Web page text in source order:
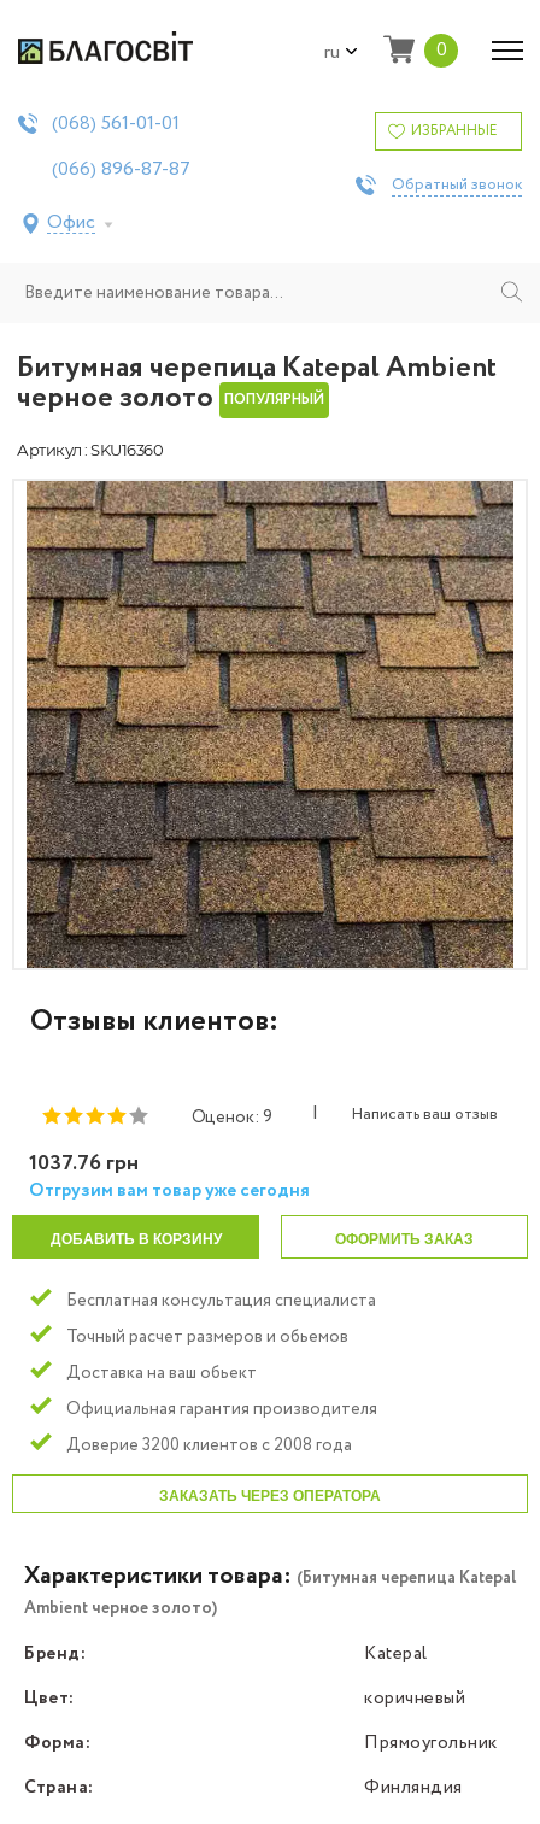
ru 0
(068) 561-01-01
(066) 896-87-87
Офис
ИЗБРАННЫЕ
Обратный звонок
Битумная черепица Katepal Ambient
черное золото ПОПУЛЯРНЫЙ
Артикул : SKU16360
Отзывы клиентов:
Оценок: 9 | Написать ваш отзыв
1037.76 грн
Отгрузим вам товар уже сегодня
ДОБАВИТЬ В КОРЗИНУ ОФОРМИТЬ ЗАКАЗ
Бесплатная консультация специалиста
Точный расчет размеров и обьемов
Доставка на ваш обьект
Официальная гарантия производителя
Доверие 3200 клиентов с 2008 года
ЗАКАЗАТЬ ЧЕРЕЗ ОПЕРАТОРА
Характеристики товара: (Битумная черепица Katepal
Ambient черное золото)
Бренд:
Katepal
Цвет:
коричневый
Форма:
Прямоугольник
Страна:
Финляндия